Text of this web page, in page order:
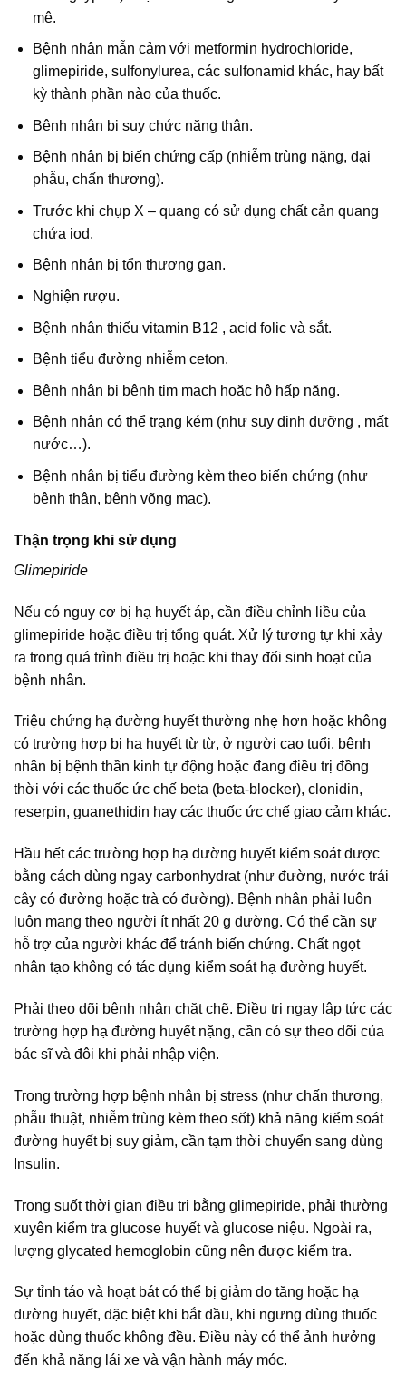
mê.
Bệnh nhân mẫn cảm với metformin hydrochloride,
glimepiride, sulfonylurea, các sulfonamid khác, hay bất
kỳ thành phần nào của thuốc.
Bệnh nhân bị suy chức năng thận.
Bệnh nhân bị biến chứng cấp (nhiễm trùng nặng, đại
phẫu, chấn thương).
Trước khi chụp X – quang có sử dụng chất cản quang
chứa iod.
Bệnh nhân bị tổn thương gan.
Nghiện rượu.
Bệnh nhân thiếu vitamin B12 , acid folic và sắt.
Bệnh tiểu đường nhiễm ceton.
Bệnh nhân bị bệnh tim mạch hoặc hô hấp nặng.
Bệnh nhân có thể trạng kém (như suy dinh dưỡng , mất
nước…).
Bệnh nhân bị tiểu đường kèm theo biến chứng (như
bệnh thận, bệnh võng mạc).
Thận trọng khi sử dụng
Glimepiride
Nếu có nguy cơ bị hạ huyết áp, cần điều chỉnh liều của
glimepiride hoặc điều trị tổng quát. Xử lý tương tự khi xảy
ra trong quá trình điều trị hoặc khi thay đổi sinh hoạt của
bệnh nhân.
Triệu chứng hạ đường huyết thường nhẹ hơn hoặc không
có trường hợp bị hạ huyết từ từ, ở người cao tuổi, bệnh
nhân bị bệnh thần kinh tự động hoặc đang điều trị đồng
thời với các thuốc ức chế beta (beta-blocker), clonidin,
reserpin, guanethidin hay các thuốc ức chế giao cảm khác.
Hầu hết các trường hợp hạ đường huyết kiểm soát được
bằng cách dùng ngay carbonhydrat (như đường, nước trái
cây có đường hoặc trà có đường). Bệnh nhân phải luôn
luôn mang theo người ít nhất 20 g đường. Có thể cần sự
hỗ trợ của người khác để tránh biến chứng. Chất ngọt
nhân tạo không có tác dụng kiểm soát hạ đường huyết.
Phải theo dõi bệnh nhân chặt chẽ. Điều trị ngay lập tức các
trường hợp hạ đường huyết nặng, cần có sự theo dõi của
bác sĩ và đôi khi phải nhập viện.
Trong trường hợp bệnh nhân bị stress (như chấn thương,
phẫu thuật, nhiễm trùng kèm theo sốt) khả năng kiểm soát
đường huyết bị suy giảm, cần tạm thời chuyển sang dùng
Insulin.
Trong suốt thời gian điều trị bằng glimepiride, phải thường
xuyên kiểm tra glucose huyết và glucose niệu. Ngoài ra,
lượng glycated hemoglobin cũng nên được kiểm tra.
Sự tỉnh táo và hoạt bát có thể bị giảm do tăng hoặc hạ
đường huyết, đặc biệt khi bắt đầu, khi ngưng dùng thuốc
hoặc dùng thuốc không đều. Điều này có thể ảnh hưởng
đến khả năng lái xe và vận hành máy móc.